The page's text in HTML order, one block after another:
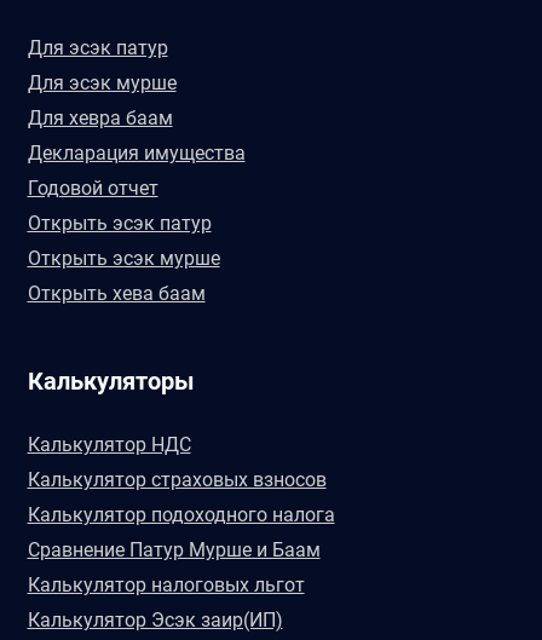
Для эсэк патур
Для эсэк мурше
Для хевра баам
Декларация имущества
Годовой отчет
Открыть эсэк патур
Открыть эсэк мурше
Открыть хева баам
Калькуляторы
Калькулятор НДС
Калькулятор страховых взносов
Калькулятор подоходного налога
Сравнение Патур Мурше и Баам
Калькулятор налоговых льгот
Калькулятор Эсэк заир(ИП)